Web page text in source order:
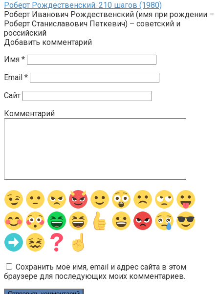
Роберт Рождественский. 210 шагов (1980)
Роберт Иванович Рождественский (имя при рождении –
Роберт Станиславович Петкевич) – советский и
российский
Добавить комментарий
Имя *
Email *
Сайт
Комментарий
Сохранить моё имя, email и адрес сайта в этом
браузере для последующих моих комментариев.